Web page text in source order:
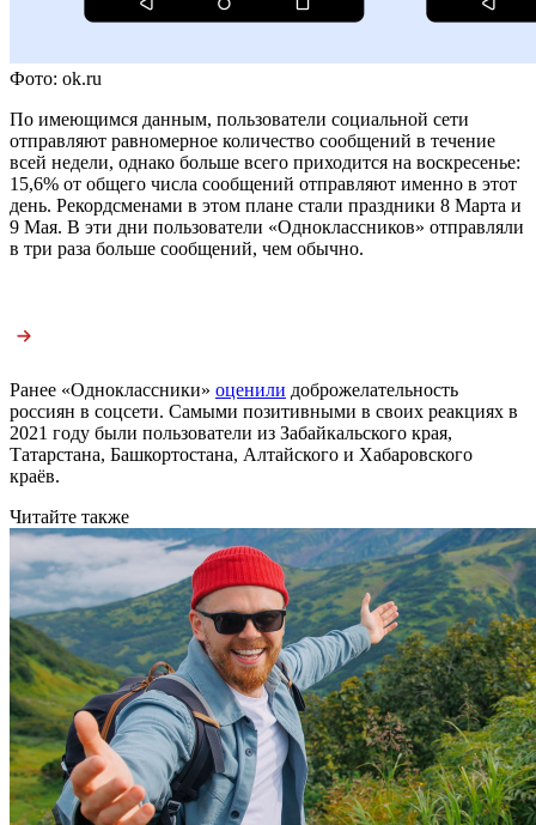
Фото: ok.ru
По имеющимся данным, пользователи социальной сети
отправляют равномерное количество сообщений в течение
всей недели, однако больше всего приходится на воскресенье:
15,6% от общего числа сообщений отправляют именно в этот
день. Рекордсменами в этом плане стали праздники 8 Марта и
9 Мая. В эти дни пользователи «Одноклассников» отправляли
в три раза больше сообщений, чем обычно.
Ранее «Одноклассники» оценили доброжелательность
россиян в соцсети. Самыми позитивными в своих реакциях в
2021 году были пользователи из Забайкальского края,
Татарстана, Башкортостана, Алтайского и Хабаровского
краёв.
Читайте также